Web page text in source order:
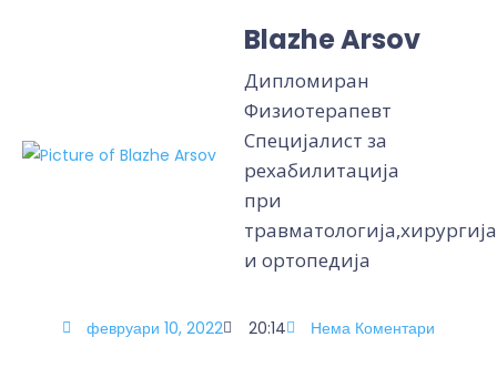
Blazhe Arsov
Дипломиран
Физиотерапевт
Специјалист за
рехабилитација
при
травматологија,хирургија
и ортопедија
февруари 10, 2022 20:14 Нема Коментари